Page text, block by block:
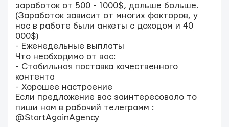
заработок от 500 - 1000$, дальше больше.
(Заработок зависит от многих факторов, у
нас в работе были анкеты с доходом и 40
000$)
- Еженедельные выплаты
Что необходимо от вас:
- Стабильная поставка качественного
контента
- Хорошее настроение
Если предложение вас заинтересовало то
пиши нам в рабочий телеграмм :
@StartAgainAgency